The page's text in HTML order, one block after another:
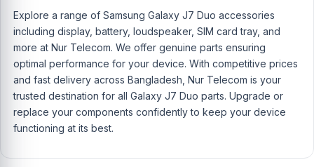
Explore a range of Samsung Galaxy J7 Duo accessories
including display, battery, loudspeaker, SIM card tray, and
more at Nur Telecom. We offer genuine parts ensuring
optimal performance for your device. With competitive prices
and fast delivery across Bangladesh, Nur Telecom is your
trusted destination for all Galaxy J7 Duo parts. Upgrade or
replace your components confidently to keep your device
functioning at its best.